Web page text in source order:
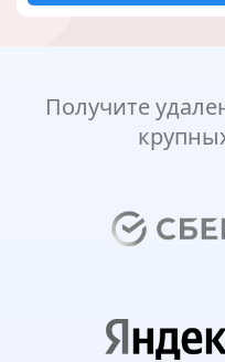
Получите